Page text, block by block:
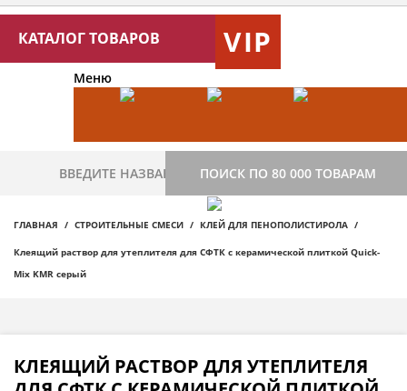
КАТАЛОГ ТОВАРОВ VIP
Меню
ПОИСК ПО 80 000 ТОВАРАМ
ГЛАВНАЯ СТРОИТЕЛЬНЫЕ СМЕСИ КЛЕЙ ДЛЯ ПЕНОПОЛИСТИРОЛА
Клеящий раствор для утеплителя для СФТК с керамической плиткой Quick-
Mix KMR серый
КЛЕЯЩИЙ РАСТВОР ДЛЯ УТЕПЛИТЕЛЯ